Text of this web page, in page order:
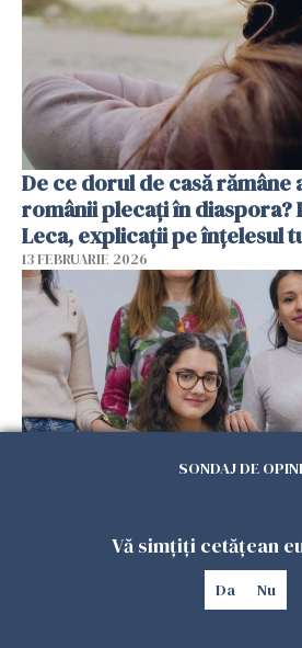
De ce dorul de casă rămâne
românii plecați în diaspora?
Leca, explicații pe înțelesul
13 FEBRUARIE 2026
Viața tot mai scumpă din
planurile românilor. Mulți se
SONDAJ DE
Vă simțiți cetățean
Da Nu